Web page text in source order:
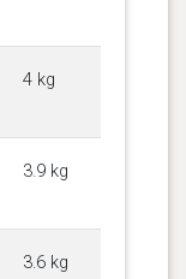
4 kg
3.9 kg
3.6 kg